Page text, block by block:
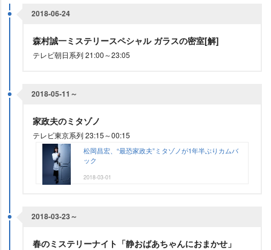
2018-06-24
森村誠一ミステリースペシャル ガラスの密室[解]
テレビ朝日系列 21:00～23:05
2018-05-11～
家政夫のミタゾノ
テレビ東京系列 23:15～00:15
松岡昌宏、“最恐家政夫”ミタゾノが1年半ぶりカムバ
ック
2018-03-01
2018-03-23～
春のミステリーナイト「静おばあちゃんにおまかせ」